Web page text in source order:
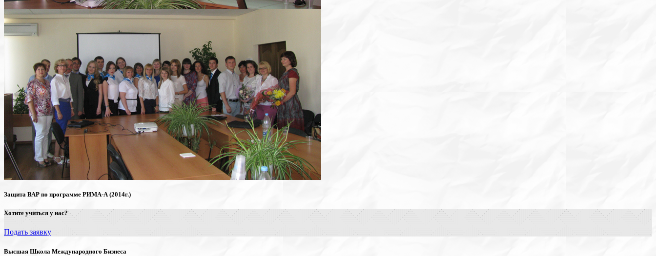
Защита ВАР по программе РИМА-А (2014г.)
Хотите учиться у нас?
Подать заявку
Высшая Школа Международного Бизнеса